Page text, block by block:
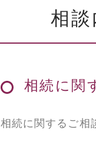
相
相続に関
相続に関するご相